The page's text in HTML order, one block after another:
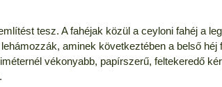
tesz. A fahéjak közül a ceyloni fahéj a
aminek következtében a belső
vékonyabb, papírszerű, feltekeredő